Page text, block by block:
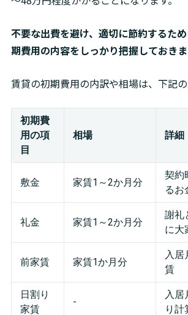
不要な出費を避け、適切に節約するた
期費用の内容をしっかり把握しておきま
賃貸の初期費用の内訳や相場は、下記の
初期費
用の項
目
相場 詳細
敷金 家賃1～2か月分
契約
るお
礼金 家賃1～2か月分
謝礼
に大
前家賃 家賃1か月分
入居
賃
日割り
家賃
-
入居
り計